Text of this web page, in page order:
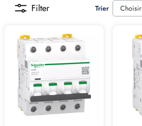
Filter Trier Choisir